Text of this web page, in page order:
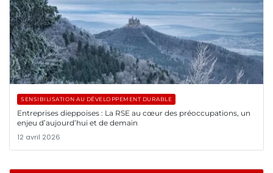
SENSIBILISATION AU DÉVELOPPEMENT DURABLE
Entreprises dieppoises : La RSE au cœur des préoccupations, un
enjeu d’aujourd’hui et de demain
12 avril 2026